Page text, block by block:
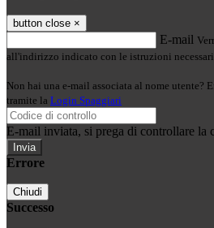
button close ×
E-mail
all'indirizzo indicato con le istruzioni
Non hai una e-mail associata al nome utente?
tramite la Login Spaggiari
E-mail inviata, si prega di controllare la
Errore
Chiudi
Successo